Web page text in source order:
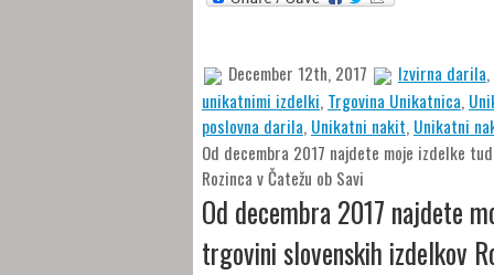
December 12th, 2017 Izvirna darila,
unikatnimi izdelki Trgovina Unikatnica
poslovna darila Unikatni nakit Unikatni
Od decembra 2017 najdete moje izdelke
Rozinca v Čatežu ob Savi
Od decembra 2017 najdete
trgovini slovenskih izdelkov